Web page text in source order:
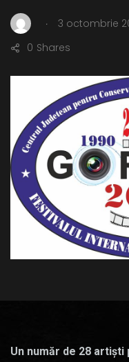
. 3 octombrie
Shares
0
Un număr de 28